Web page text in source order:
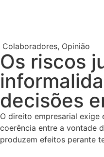
Colaboradores, Opinião
Os riscos
decisões
O direito empresarial exige
coerência entre a vontade
produzem efeitos perante